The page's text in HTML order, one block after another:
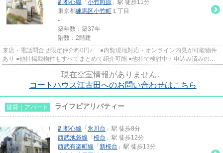
副都心線 「 小竹向原 」駅 徒歩11分
東京都練馬区小竹町 １丁目
-
築年数：築37年
階数：2階建
来店・電話問合せ限定仲介料0円♪ ●内覧現地対応・オンライン内見が可能物件
あり ●他社掲載物件もすべてまとめて紹介可能 ●他社で検討中・申込み済みのお
現在空室情報がありません。
コートハウス江古田へのお問い合わせはこちら
賃貸｜アパート ライフピアリバティー
副都心線 「 氷川台 」駅 徒歩8分
西武池袋線 「 桜台 」駅 徒歩12分
西武有楽町線 「 新桜台 」駅 徒歩13分